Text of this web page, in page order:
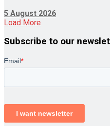
5 August 2026
Load More
Subscribe to our